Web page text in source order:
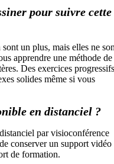
pour suivre cette
sont un plus, mais elles ne
apprendre une méthode de
Des exercices progressifs
solides même si vous
en distanciel ?
par visioconférence
conserver un support vidéo
de formation.